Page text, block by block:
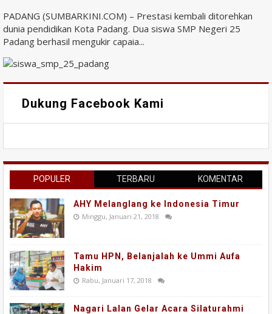
PADANG (SUMBARKINI.COM) – Prestasi kembali ditorehkan
dunia pendidikan Kota Padang. Dua siswa SMP Negeri 25
Padang berhasil mengukir capaia...
Dukung Facebook Kami
POPULER TERBARU KOMENTAR
AHY Melanglang ke Indonesia Timur
Minggu, Januari 21, 2018
Tamu HPN, Belanjalah ke Ummi Aufa
Hakim
Rabu, Januari 17, 2018
Nagari Lalan Gelar Acara Silaturahmi